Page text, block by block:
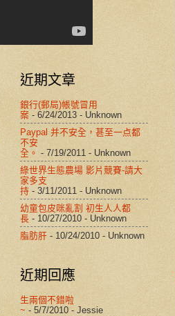
近期文章
銀行(郵局)帳號冒用
案 - 6/24/2013 - Unknown
Paypal 并不安全，甚至一点都
不安
全。 - 7/19/2011 - Unknown
綠世界生態農場 影片競賽-請大
家多支
持 - 3/11/2011 - Unknown
幼童包皮咪亂割 初生人人都
長 - 10/27/2010 - Unknown
脂肪肝 - 10/24/2010 - Unknown
近期回應
生兩個不錯啦
~ - 5/7/2010 - Jessie